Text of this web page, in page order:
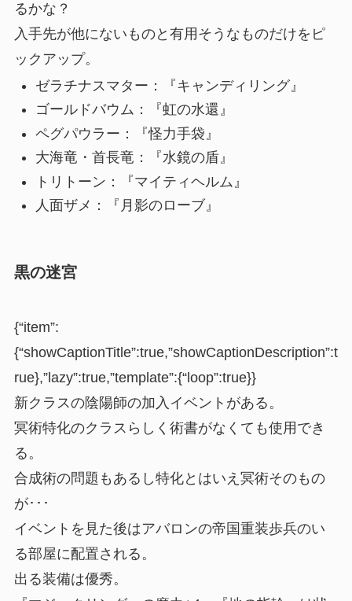
るかな？
入手先が他にない ものと有用そうなものだけをピ
ックアップ。
ゼラチナスマター：『キャンディリング』
ゴールドバウム：『虹の水還』
ペグパウラー：『怪力手袋』
大海竜・首長竜：『水鏡の盾』
トリトーン：『マイティヘルム』
人面ザメ：『月影のローブ』
黒の迷宮
{“item”:
{“showCaptionTitle”:true,”showCaptionDescription”:t
rue},”lazy”:true,”template”:{“loop”:true}}
新クラスの陰陽師の加入イベントがある。
冥術特化のクラスらしく術書がなくても使用でき
る。
合成術の問題もあるし特化とはいえ冥術そのもの
が･･･
イベントを見た後はアバロンの帝国重装歩兵のい
る部屋に配置される。
出る装備は優秀。